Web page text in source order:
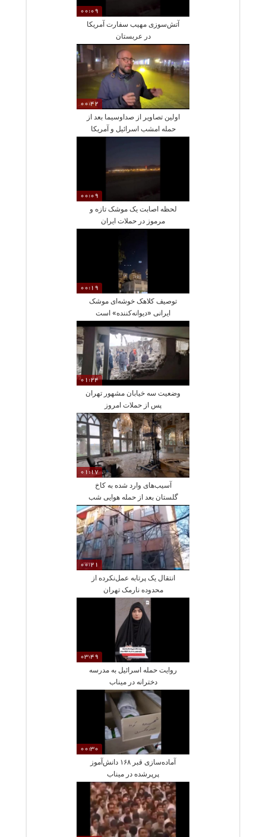
00:09
آتش‌سوزی مهیب سفارت آمریکا
در عربستان
00:42
اولین تصاویر از صداوسیما بعد از
حمله امشب اسرائیل و آمریکا
00:09
لحظه اصابت یک موشک تازه و
مرموز در حملات ایران
00:19
توصیف کلاهک خوشه‌ای موشک
ایرانی «دیوانه‌کننده» است
01:24
وضعیت سه خیابان مشهور تهران
پس از حملات امروز
01:17
آسیب‌های وارد شده به کاخ
گلستان بعد از حمله هوایی شب
گذشته
00:21
انتقال یک پرتابه عمل‌نکرده از
محدوده نارمک تهران
03:49
روایت حمله اسرائیل به مدرسه
دخترانه در میناب
00:30
آماده‌سازی قبر ۱۶۸ دانش‌آموز
پرپرشده در میناب